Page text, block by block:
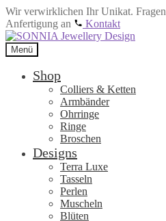
Wir verwirklichen Ihr Unikat.
Anfertigung an
Kontakt
Zur
Navigation
springen
Zum
Inhalt
springen
Menü
Shop
Colliers & Ketten
Armbänder
Ohrringe
Ringe
Broschen
Designs
Terra Luxe
Tasseln
Perlen
Muscheln
Blüten